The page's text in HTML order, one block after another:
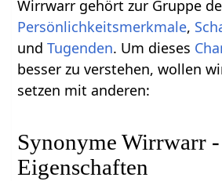
Wirrwarr gehört zur Gruppe
Persönlichkeitsmerkmale,
undTugenden. Um dieses
besser zu verstehen, wollen
setzen mit anderen:
Synonyme Wirrwarr
Eigenschaften